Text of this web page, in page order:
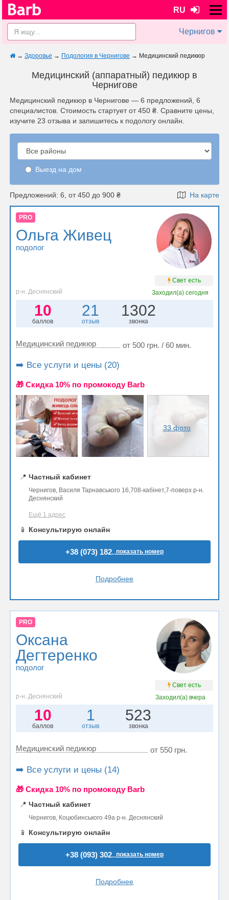
RU
Чернигов
→ Здоровье → Подология в Чернигове → Медицинский педикюр
Медицинский (аппаратный) педикюр в
Чернигове
Медицинский педикюр в Чернигове — 6 предложений, 6
специалистов. Стоимость стартует от 450 ₴. Сравните цены,
изучите 23 отзыва и запишитесь к подологу онлайн.
Выезд на дом
Предложений: 6, от 450 до 900 ₴ На карте
PRO
Ольга Живец
подолог
Свет есть
р-н. Деснянский
Заходил(а)сегодня
10
баллов
21
отзыв
1302
звонка
Медицинский педикюр от 500 грн. / 60 мин.
➡️ Все услуги и цены (20)
🎁 Cкидка 10% по промокоду Barb
33 фото
📍 Частный кабинет
Чернигов, Василя Тарнавського 16,708-кабінет,7-поверх р-н.
Деснянский
Ещё 1 адрес
📱 Консультирую онлайн
+38 (073) 182..показать номер
Подробнее
PRO
Оксана
Дегтеренко
подолог
Свет есть
р-н. Деснянский
Заходил(а) вчера
10
баллов
1
отзыв
523
звонка
Медицинский педикюр от 550 грн.
➡️ Все услуги и цены (14)
🎁 Cкидка 10% по промокоду Barb
📍 Частный кабинет
Чернигов, Коцюбинського 49а р-н. Деснянский
📱 Консультирую онлайн
+38 (093) 302..показать номер
Подробнее